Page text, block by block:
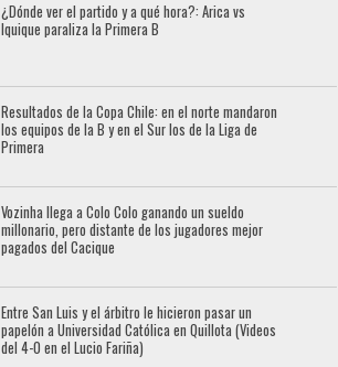
¿Dónde ver el partido y a qué hora?: Arica vs
Iquique paraliza la Primera B
Resultados de la Copa Chile: en el norte mandaron
los equipos de la B y en el Sur los de la Liga de
Primera
Vozinha llega a Colo Colo ganando un sueldo
millonario, pero distante de los jugadores mejor
pagados del Cacique
Entre San Luis y el árbitro le hicieron pasar un
papelón a Universidad Católica en Quillota (Videos
del 4-0 en el Lucio Fariña)